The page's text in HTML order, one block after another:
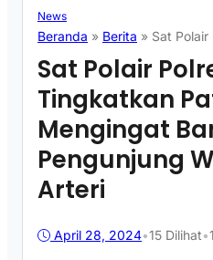
News
Beranda » Berita » Sat
Sat Polair
Tingkatkan
Mengingat
Pengunjung
Arteri
April 28, 2024•15 Dilihat•